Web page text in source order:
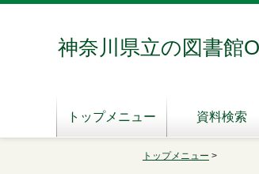
神奈川県立の図書館
トップメニュー 資料検索
トップメニュー >